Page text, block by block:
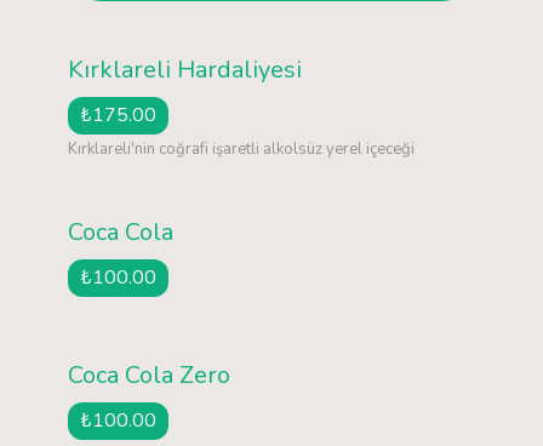
Kırklareli Hardaliyesi
₺175.00
Kırklareli'nin coğrafi işaretli alkolsüz yerel içeceği
Coca Cola
₺100.00
Coca Cola Zero
₺100.00